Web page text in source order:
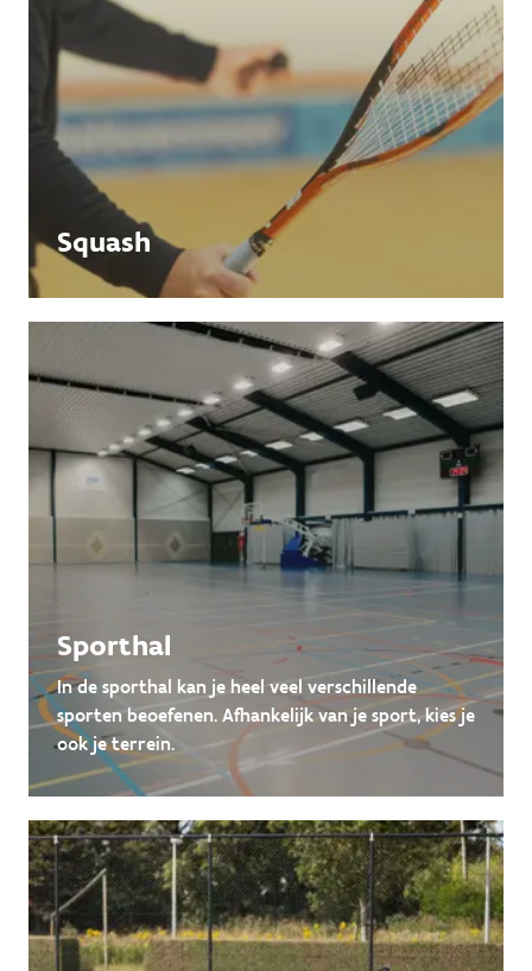
Squash
Sporthal
In de sporthal kan je heel veel verschillende
sporten beoefenen. Afhankelijk van je sport, kies je
ook je terrein.